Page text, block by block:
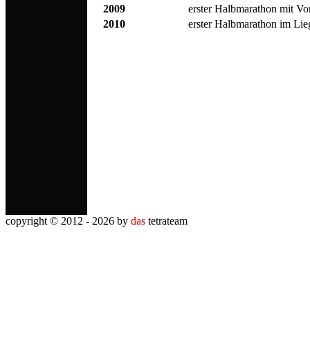
2009
erster Halbmarathon mit
2010
erster Halbmarathon im
copyright © 2012 - 2026 by das tetrateam